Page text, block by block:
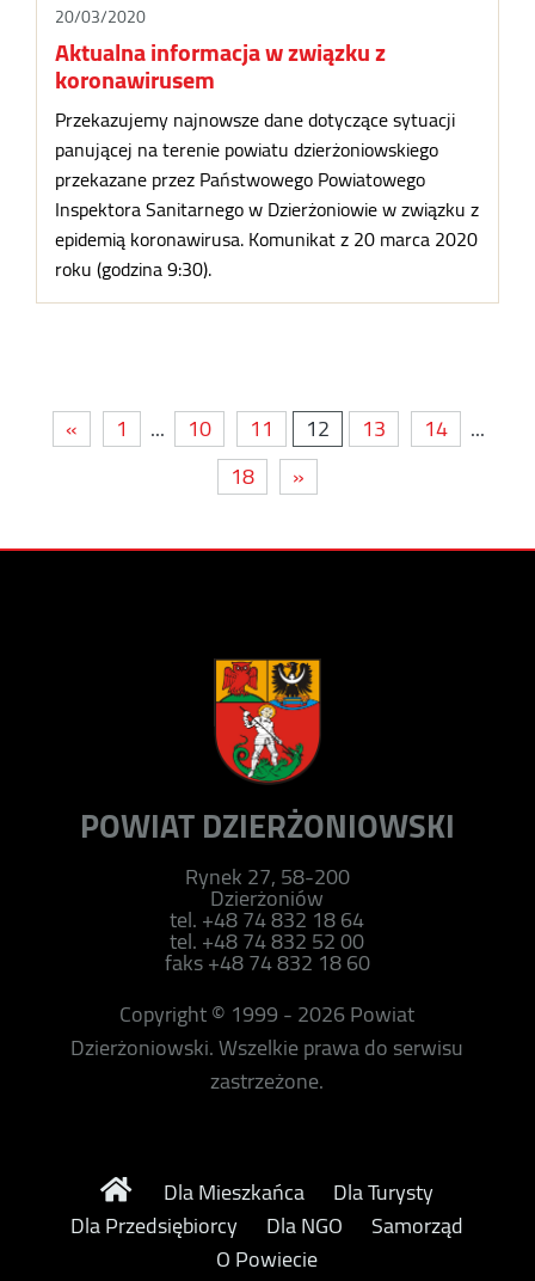
20/03/2020
Aktualna informacja w związku z
koronawirusem
Przekazujemy najnowsze dane dotyczące sytuacji
panującej na terenie powiatu dzierżoniowskiego
przekazane przez Państwowego Powiatowego
Inspektora Sanitarnego w Dzierżoniowie w związku z
epidemią koronawirusa. Komunikat z 20 marca 2020
roku (godzina 9:30).
« 1 ... 10 11 12 13 14
...
18
»
POWIAT DZIERŻONIOWSKI
Rynek 27, 58-200
Dzierżoniów
tel. +48 74 832 18 64
tel. +48 74 832 52 00
faks +48 74 832 18 60
Copyright © 1999 - 2026 Powiat
Dzierżoniowski. Wszelkie prawa do serwisu
zastrzeżone.
Dla Mieszkańca
Dla Turysty
Dla Przedsiębiorcy
Dla NGO
Samorząd
O Powiecie